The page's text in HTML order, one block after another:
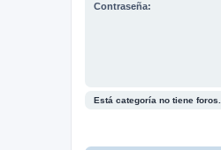
Contraseña:
Está categoría no tiene foros.